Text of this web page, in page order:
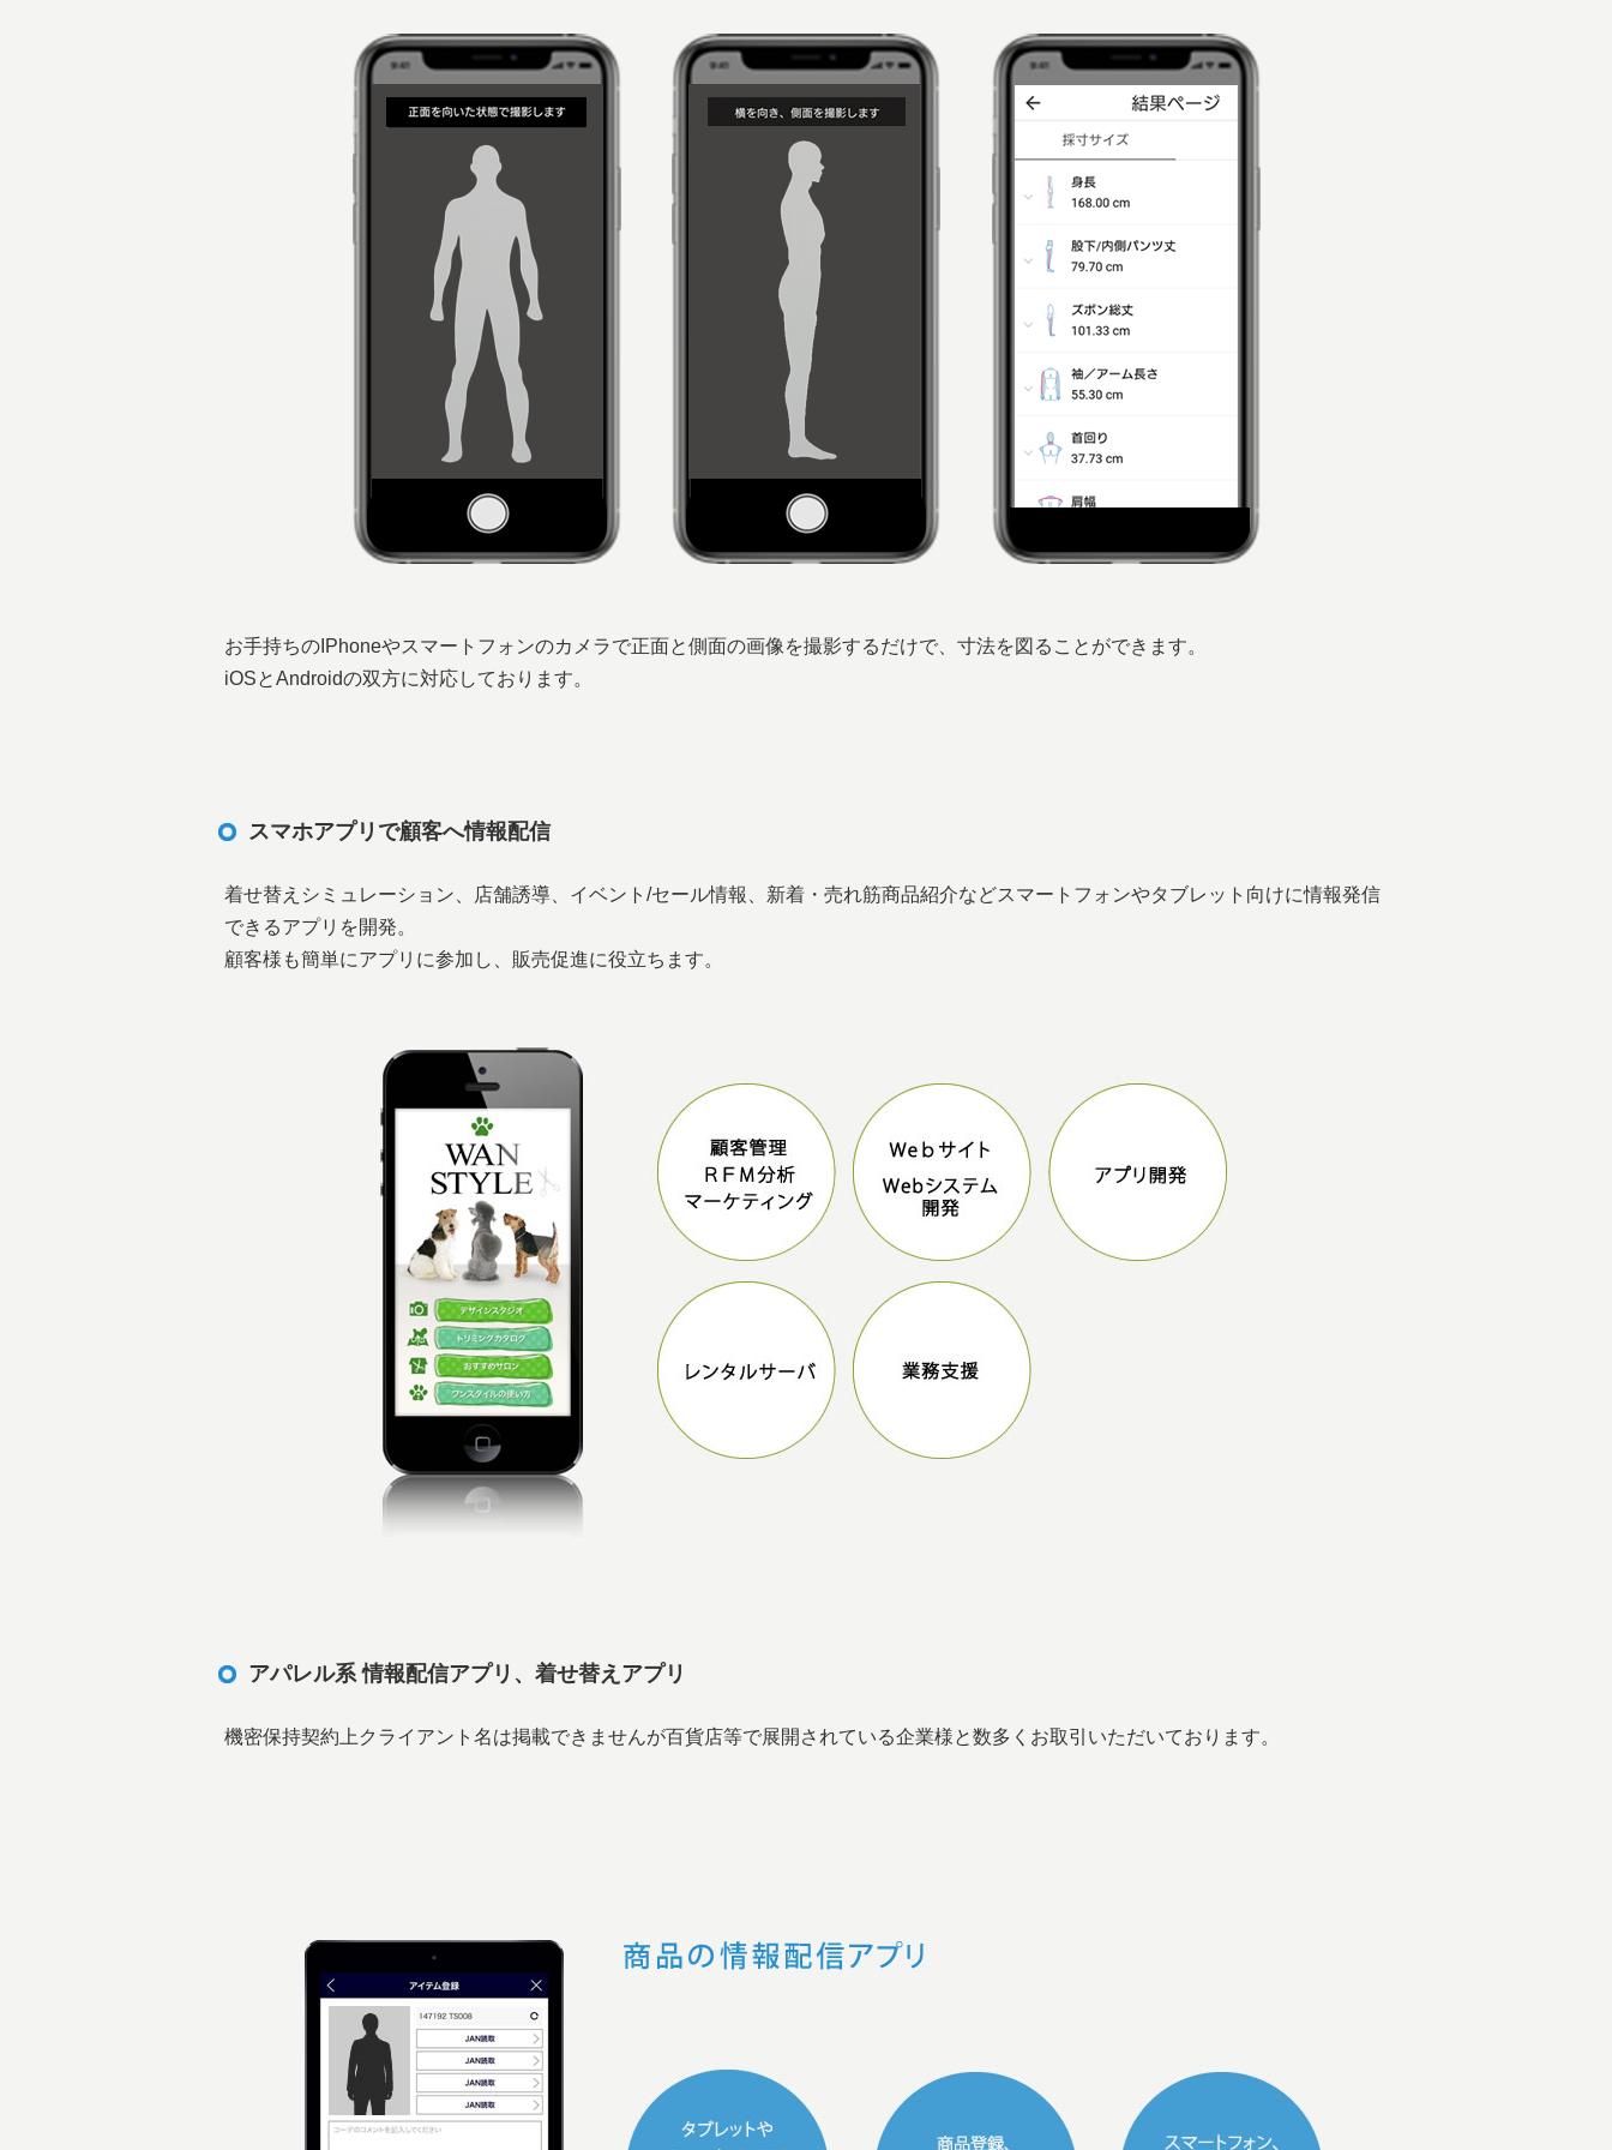
お手持ちのIPhoneやスマートフォンのカメラで正面と側面の画像を撮影するだけで、寸法を図ることができます。
iOSとAndroidの双方に対応しております。
スマホアプリで顧客へ情報配信
着せ替えシミュレーション、店舗誘導、イベント/セール情報、新着・売れ筋商品紹介などスマートフォンやタブレット向けに情報発信
できるアプリを開発。
顧客様も簡単にアプリに参加し、販売促進に役立ちます。
アパレル系 情報配信アプリ、着せ替えアプリ
機密保持契約上クライアント名は掲載できませんが百貨店等で展開されている企業様と数多くお取引いただいております。